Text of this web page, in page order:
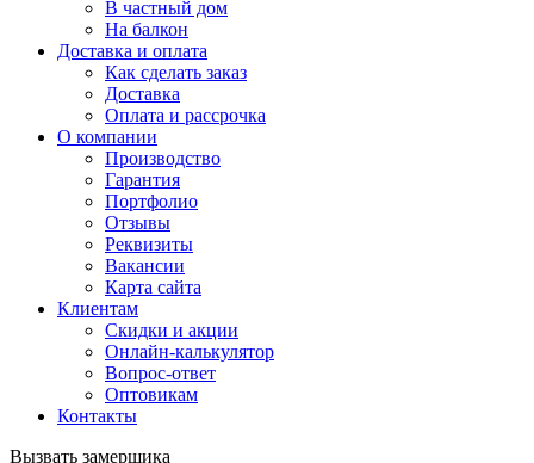
В частный дом
На балкон
Доставка и оплата
Как сделать заказ
Доставка
Оплата и рассрочка
О компании
Производство
Гарантия
Портфолио
Отзывы
Реквизиты
Вакансии
Карта сайта
Клиентам
Скидки и акции
Онлайн-калькулятор
Вопрос-ответ
Оптовикам
Контакты
Вызвать замерщика